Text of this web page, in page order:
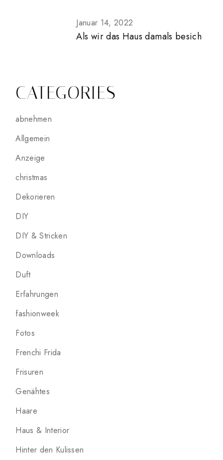
Januar 14, 2022
Als wir das Haus damals besich
CATEGORIES
abnehmen
Allgemein
Anzeige
christmas
Dekorieren
DIY
DIY & Stricken
Downloads
Duft
Erfahrungen
fashionweek
Fotos
Frenchi Frida
Frisuren
Genähtes
Haare
Haus & Interior
Hinter den Kulissen